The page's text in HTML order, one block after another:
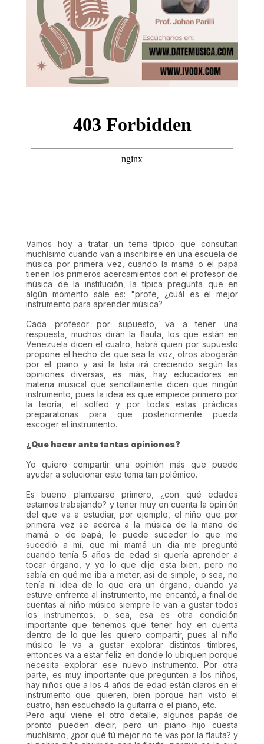
Vamos hoy a tratar un tema típico que consultan
muchísimo cuando van a inscribirse en una escuela de
música por primera vez, cuando la mamá o el papá
tienen los primeros acercamientos con el profesor de
música de la institución, la típica pregunta que en
algún momento sale es: "profe, ¿cuál es el mejor
instrumento para aprender música?
Cada profesor por supuesto, va a tener una
respuesta, muchos dirán la flauta, los que están en
Venezuela dicen el cuatro, habrá quien por supuesto
propone el hecho de que sea la voz, otros abogarán
por el piano y así la lista irá creciendo según las
opiniones diversas, es más, hay educadores en
materia musical que sencillamente dicen que ningún
instrumento, pues la idea es que empiece primero por
la teoría, el solfeo y por todas estas prácticas
preparatorias para que posteriormente pueda
escoger el instrumento.
¿Que hacer ante tantas opiniones?
Yo quiero compartir una opinión más que puede
ayudar a solucionar este tema tan polémico.
Es bueno plantearse primero, ¿con qué edades
estamos trabajando? y tener muy en cuenta la opinión
del que va a estudiar, por ejemplo, el niño que por
primera vez se acerca a la música de la mano de
mamá o de papá, le puede suceder lo que me
sucedió a mí, que mi mamá un día me preguntó
cuando tenía 5 años de edad si quería aprender a
tocar órgano, y yo lo que dije esta bien, pero no
sabía en qué me iba a meter, así de simple, o sea, no
tenía ni idea de lo que era un órgano, cuando ya
estuve enfrente al instrumento, me encantó, a final de
cuentas al niño músico siempre le van a gustar todos
los instrumentos, o sea, esa es otra condición
importante que tenemos que tener hoy en cuenta
dentro de lo que les quiero compartir, pues al niño
músico le va a gustar explorar distintos timbres,
entonces va a estar feliz en donde lo ubiquen porque
necesita explorar ese nuevo instrumento. Por otra
parte, es muy importante que pregunten a los niños,
hay niños que a los 4 años de edad están claros en el
instrumento que quieren, bien porque han visto el
cuatro, han escuchado la guitarra o el piano, etc.
Pero aquí viene el otro detalle, algunos papás de
pronto pueden decir, pero un piano hijo cuesta
muchísimo, ¿por qué tú mejor no te vas por la flauta? y